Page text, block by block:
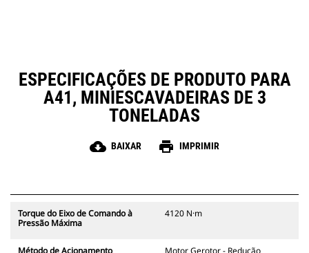
ESPECIFICAÇÕES DE PRODUTO PARA
A41, MINIESCAVADEIRAS DE 3
TONELADAS
cloud_download BAIXAR print IMPRIMIR
Torque do Eixo de Comando à
Pressão Máxima
4120 N·m